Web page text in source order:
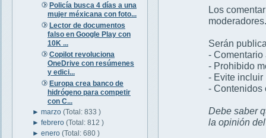
Policía busca 4 días a una
mujer méxicana con foto...
Lector de documentos
falso en Google Play con
10K ...
Copilot revoluciona
OneDrive con resúmenes
y edici...
Europa crea banco de
hidrógeno para competir
con C...
►marzo(Total: 833 )
►febrero(Total: 812 )
►enero(Total: 680 )
Los
moderadores.
Serán
- Comentario
- Prohibido
- Evite incluir
- Contenidos
Debe saber
la opinión